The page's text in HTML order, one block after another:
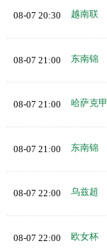
08-07 20:30 越南联
08-07 21:00 东南锦
08-07 21:00 哈萨克甲
08-07 21:00 东南锦
08-07 22:00 乌兹超
08-07 22:00 欧女杯